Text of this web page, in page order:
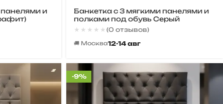
панелями и
Банкетка с 3 мягкими панелями и
полками под обувь Серый
★★★★★
★★★★★(0 отзывов)
🚚 Москва12-14 авг
-9%